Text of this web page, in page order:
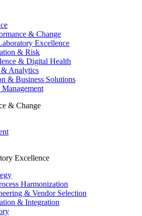
& Change
Excellence
& Risk
& Digital Health
& Analytics
& Business Solutions
& Change
Excellence
Harmonization
& Vendor Selection
& Integration